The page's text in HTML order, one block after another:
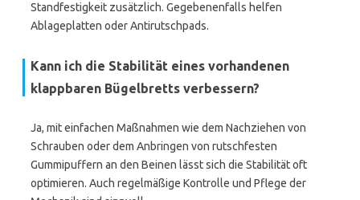
Standfestigkeit zusätzlich. Gegebenenfalls helfen
Ablageplatten oder Antirutschpads.
Kann ich die Stabilität eines vorhandenen
klappbaren Bügelbretts verbessern?
Ja, mit einfachen Maßnahmen wie dem Nachziehen von
Schrauben oder dem Anbringen von rutschfesten
Gummipuffern an den Beinen lässt sich die Stabilität oft
optimieren. Auch regelmäßige Kontrolle und Pflege der